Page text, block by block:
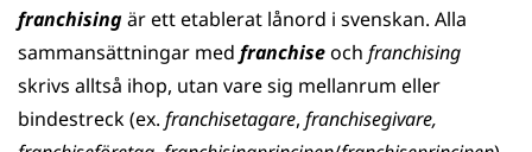
franchisingär ett etablerat lånord i svenskan. Alla
sammansättningar med franchiseoch franchising
skrivs alltså ihop, utan vare sig mellanrum eller
bindestreck (ex. franchisetagare, franchisegivare,